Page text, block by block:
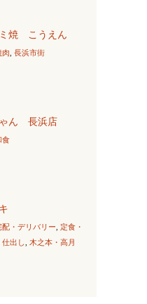
焼 こうえん
肉 長浜市街
ん 長浜店
食
配・デリバリー 定食・
出し 木之本・高月